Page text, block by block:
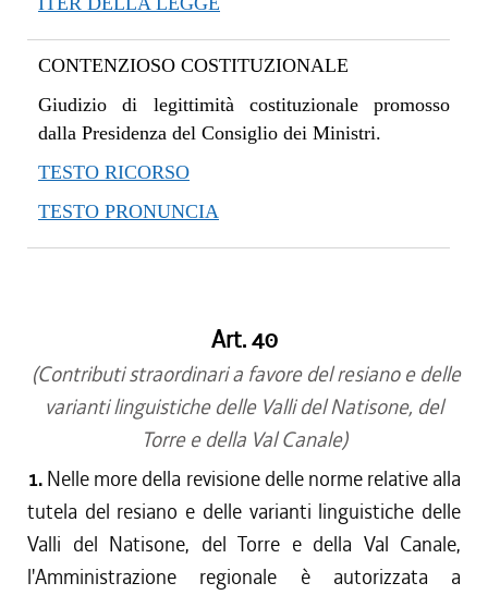
CONTENZIOSO COSTITUZIONALE
Giudizio di legittimità costituzionale promosso
dalla Presidenza del Consiglio dei Ministri.
TESTO RICORSO
TESTO PRONUNCIA
Art. 40
(Contributi straordinari a favore del resiano e delle
varianti linguistiche delle Valli del Natisone, del
Torre e della Val Canale)
1. Nelle more della revisione delle norme relative alla
tutela del resiano e delle varianti linguistiche delle
Valli del Natisone, del Torre e della Val Canale,
l'Amministrazione regionale è autorizzata a